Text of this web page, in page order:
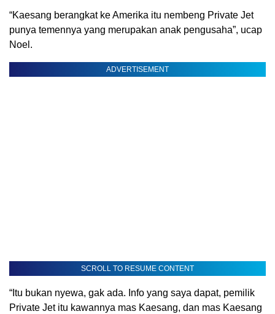
“Kaesang berangkat ke Amerika itu nembeng Private Jet
punya temennya yang merupakan anak pengusaha”, ucap
Noel.
ADVERTISEMENT
SCROLL TO RESUME CONTENT
“Itu bukan nyewa, gak ada. Info yang saya dapat, pemilik
Private Jet itu kawannya mas Kaesang, dan mas Kaesang